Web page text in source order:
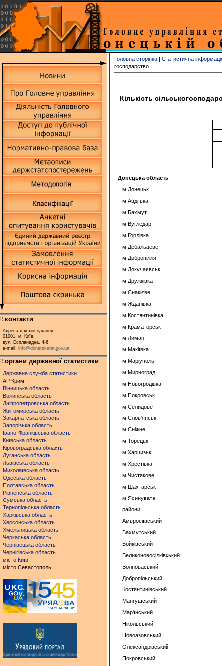
контакти
Адреса для листування:
01001, м. Київ,
вул. Еспланадна, 4-6
e-mail: info@donetskstat.gov.ua
органи державної статистики
Державна служба статистики
АР Крим
Вінницька область
Волинська область
Дніпропетровська область
Житомирська область
Закарпатська область
Запорізька область
Івано-Франківська область
Київська область
Кіровоградська область
Луганська область
Львівська область
Миколаївська область
Одеська область
Полтавська область
Рівненська область
Сумська область
Тернопільська область
Харківська область
Херсонська область
Хмельницька область
Черкаська область
Чернівецька область
Чернігівська область
місто Київ
місто Севастополь
Головна сторінка | Статистична
господарство
Кількість
Донецька область
м.Донецьк
м.Авдіївка
м.Бахмут
м.Вугледар
м.Горлівка
м.Дебальцеве
м.Добропілля
м.Докучаєвськ
м.Дружківка
м.Єнакієве
м.Жданівка
м.Костянтинівка
м.Краматорськ
м.Лиман
м.Макіївка
м.Маріуполь
м.Мирноград
м.Новогродівка
м.Покровськ
м.Селидове
м.Слов'янськ
м.Сніжне
м.Торецьк
м.Харцизьк
м.Хрестівка
м.Чистякове
м.Шахтарськ
м.Ясинувата
райони
Амвросіївський
Бахмутський
Бойківський
Великоновосілківський
Волноваський
Добропільський
Костянтинівський
Мангушський
Мар'їнський
Нікольський
Новоазовський
Олександрівський
Покровський